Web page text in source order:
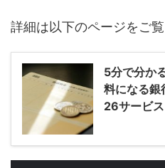
詳細は以下のページをご覧
5分で分か
料になる銀
26サービ